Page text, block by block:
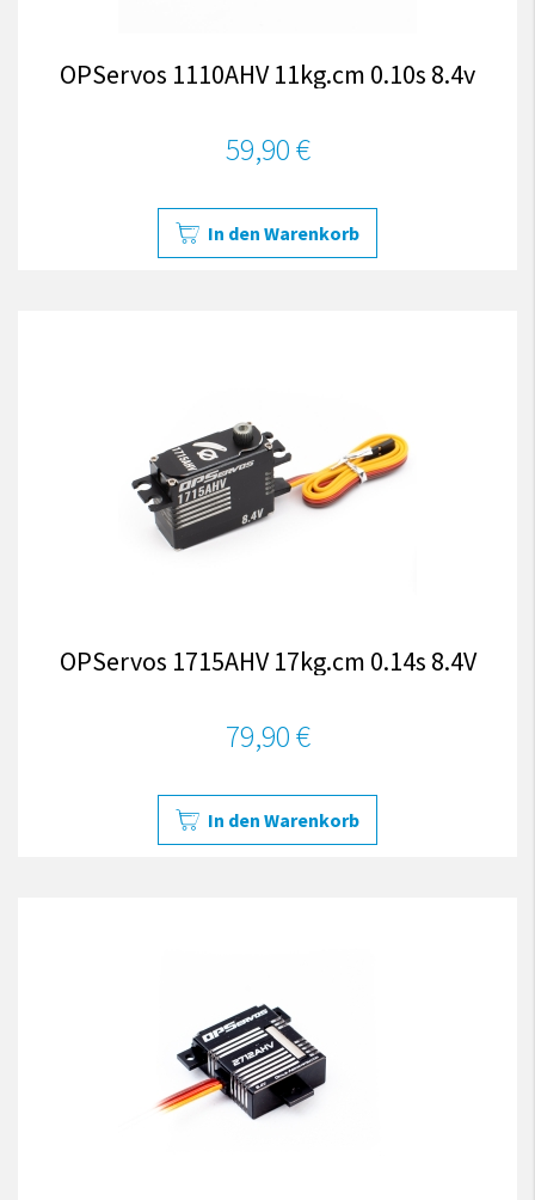
OPServos 1110AHV 11kg.cm 0.10s 8.4v
59,90 €
In den Warenkorb
OPServos 1715AHV 17kg.cm 0.14s 8.4V
79,90 €
In den Warenkorb